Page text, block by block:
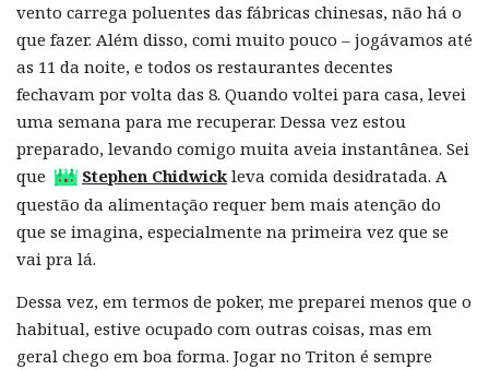
vento carrega poluentes das fábricas chinesas, não há o
que fazer. Além disso, comi muito pouco – jogávamos até
as 11 da noite, e todos os restaurantes decentes
fechavam por volta das 8. Quando voltei para casa, levei
uma semana para me recuperar. Dessa vez estou
preparado, levando comigo muita aveia instantânea. Sei
que
Stephen Chidwickleva comida desidratada. A
questão da alimentação requer bem mais atenção do
que se imagina, especialmente na primeira vez que se
vai pra lá.
Dessa vez, em termos de poker, me preparei menos que o
habitual, estive ocupado com outras coisas, mas em
geral chego em boa forma. Jogar no Triton é sempre